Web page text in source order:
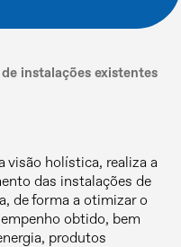
instalações existentes
visão holística, realiza a
das instalações de
de forma a otimizar o
obtido, bem
produtos